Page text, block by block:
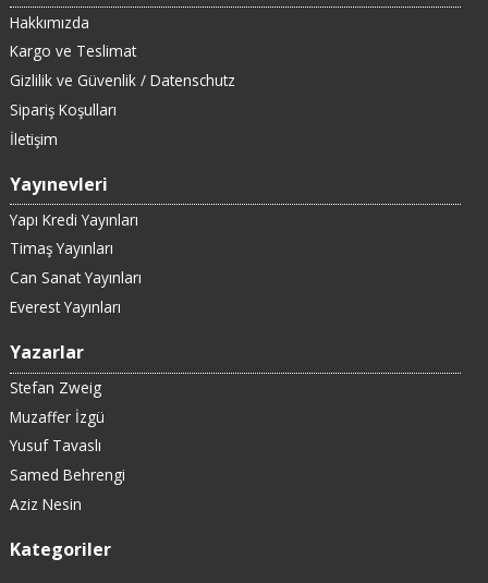
Hakkımızda
Kargo ve Teslimat
Gizlilik ve Güvenlik / Datenschutz
Sipariş Koşulları
İletişim
Yayınevleri
Yapı Kredi Yayınları
Timaş Yayınları
Can Sanat Yayınları
Everest Yayınları
Yazarlar
Stefan Zweig
Muzaffer İzgü
Yusuf Tavaslı
Samed Behrengi
Aziz Nesin
Kategoriler